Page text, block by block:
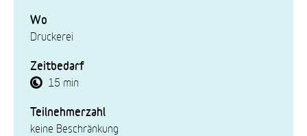
Wo
Druckerei
Zeitbedarf
15 min
Teilnehmerzahl
keine Beschränkung